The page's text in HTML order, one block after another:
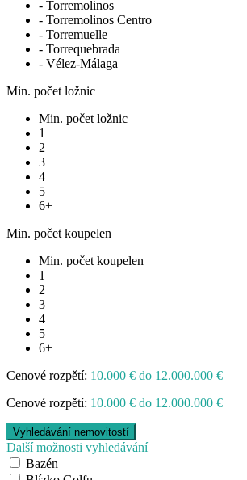
- Torremolinos
- Torremolinos Centro
- Torremuelle
- Torrequebrada
- Vélez-Málaga
Min. počet ložnic
Min. počet ložnic
1
2
3
4
5
6+
Min. počet koupelen
Min. počet koupelen
1
2
3
4
5
6+
Cenové rozpětí: 10.000 € do 12.000.000 €
Cenové rozpětí: 10.000 € do 12.000.000 €
Další možnosti vyhledávání
Bazén